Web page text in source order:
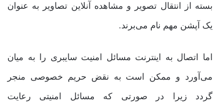
بسته از انتقال تصویر و مشاهده آنلاین تصاویر به عنوان
یک آپشن مهم نام می‌برند.
اما اتصال به اینترنت مسائل امنیت سایبری را به میان
می‌آورد و ممکن است به نقض حریم خصوصی منجر
گردد زیرا در صورتی که مسائل امنیتی رعایت